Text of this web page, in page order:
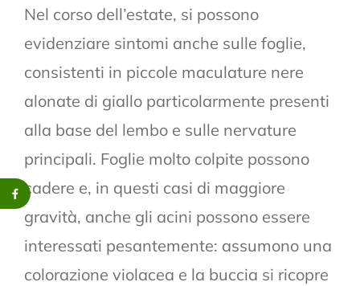
Nel corso dell’estate, si possono
evidenziare sintomi anche sulle foglie,
consistenti in piccole maculature nere
alonate di giallo particolarmente presenti
alla base del lembo e sulle nervature
principali. Foglie molto colpite possono
cadere e, in questi casi di maggiore
gravità, anche gli acini possono essere
interessati pesantemente: assumono una
colorazione violacea e la buccia si ricopre